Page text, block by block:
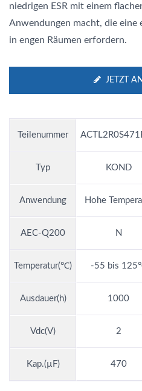
niedrigen ESR mit einem
Anwendungen macht, die eine
in engen Räumen erfordern.
JETZT
Teilenummer
Typ KOND
Anwendung Hohe
AEC-Q200 N
Temperatur(℃) -55 bis
Ausdauer(h) 1000
Vdc(V) 2
Kap.(µF) 470